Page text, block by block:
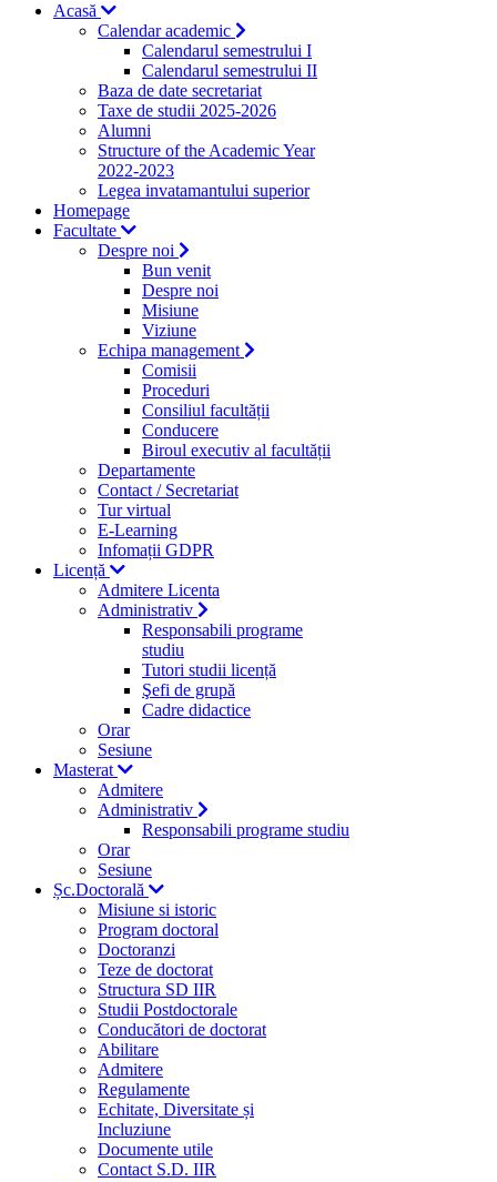
Acasă
Calendar academic
Calendarul semestrului I
Calendarul semestrului II
Baza de date secretariat
Taxe de studii 2025-2026
Alumni
Structure of the Academic Year
2022-2023
Legea invatamantului superior
Homepage
Facultate
Despre noi
Bun venit
Despre noi
Misiune
Viziune
Echipa management
Comisii
Proceduri
Consiliul facultății
Conducere
Biroul executiv al facultății
Departamente
Contact / Secretariat
Tur virtual
E-Learning
Infomații GDPR
Licență
Admitere Licenta
Administrativ
Responsabili programe
studiu
Tutori studii licență
Şefi de grupă
Cadre didactice
Orar
Sesiune
Masterat
Admitere
Administrativ
Responsabili programe studiu
Orar
Sesiune
Șc.Doctorală
Misiune si istoric
Program doctoral
Doctoranzi
Teze de doctorat
Structura SD IIR
Studii Postdoctorale
Conducători de doctorat
Abilitare
Admitere
Regulamente
Echitate, Diversitate și
Incluziune
Documente utile
Contact S.D. IIR